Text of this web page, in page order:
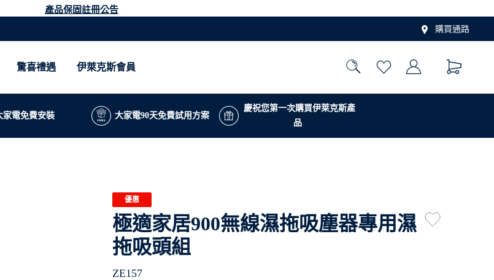
產品保固註冊公告
購買通路
驚喜禮遇 伊萊克斯會員
家電免費安裝 大家電90天免費試用方案
慶祝您第一次購買伊萊克斯產
品
優惠
極適家居900無線濕拖吸塵器專用濕
拖吸頭組
ZE157